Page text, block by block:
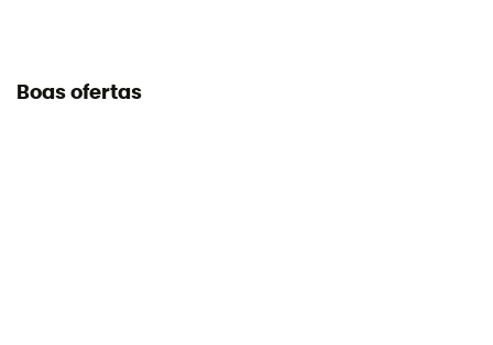
Boas ofertas